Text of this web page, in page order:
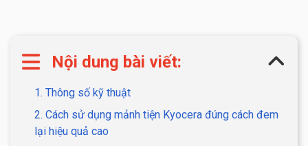
Nội dung bài viết:
1. Thông số kỹ thuật
2. Cách sử dụng mảnh tiện Kyocera đúng cách đem
lại hiệu quả cao